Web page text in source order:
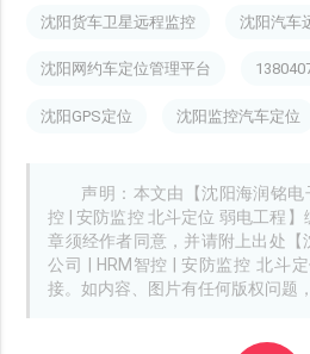
沈阳货车卫星远程监控 沈阳汽车
沈阳网约车定位管理平台
沈阳GPS定位 沈阳监控汽车定位
声明：本文由【沈阳海润铭电
控 | 安防监控 北斗定位 弱电工程
章须经作者同意，并请附上出处【
公司 | HRM智控 | 安防监控 北斗
接。如内容、图片有任何版权问题